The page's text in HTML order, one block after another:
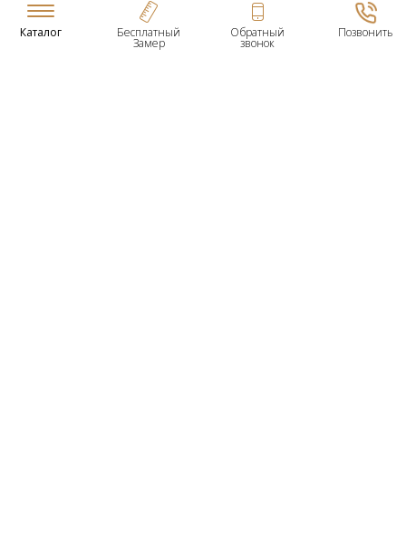
Каталог Бесплатный
Замер
Обратный
звонок
Позвонить